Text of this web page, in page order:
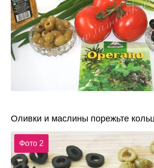
Оливки и маслины порежьте
Фото 2